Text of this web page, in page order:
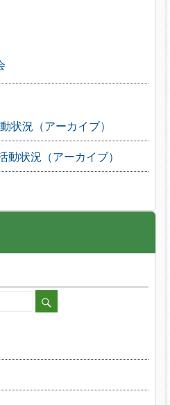
状況（アーカイブ）
動状況（アーカイブ）